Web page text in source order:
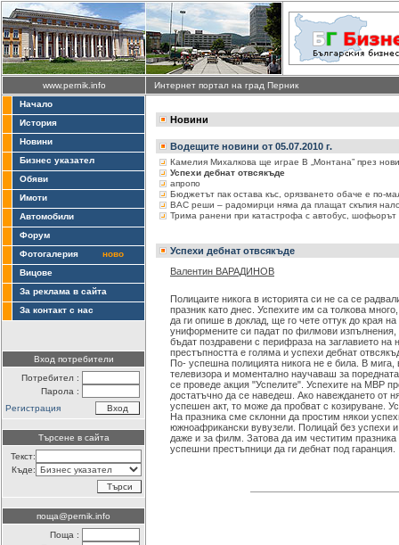
www.pernik.info
Интернет портал на град Перник
Начало
История
Новини
Бизнес указател
Обяви
Имоти
Автомобили
Форум
Фотогалерия
ново
Вицове
За реклама в сайта
За контакт с нас
Вход потребители
Потребител :
Парола :
Регистрация
Търсене в сайта
Текст:
Къде:
поща@pernik.info
Поща :
Новини
Водещите новини от 05.07.2010 г.
Камелия Михалкова ще играе В „Монтана” през
Успехи дебнат отвсякъде
апропо
Бюджетът пак остава къс, орязването обаче е по-
ВАС реши – радомирци няма да плащат скъпия
Трима ранени при катастрофа с автобус, шофьорът
Успехи дебнат отвсякъде
Валентин ВАРАДИНОВ
Полицаите никога в историята си не са се
празник като днес. Успехите им са толкова
да ги опише в доклад, ще го чете оттук до края
униформените си падат по филмови
бъдат поздравени с перифраза на заглавието
престъпността е голяма и успехи дебнат
По- успешна полицията никога не е била. В
телевизора и моментално научаваш за
се проведе акция "Успелите". Успехите на МВР
достатъчно да се наведеш. Ако навеждането от
успешен акт, то може да пробват с козируване.
На празника сме склонни да простим някои
южноафрикански вувузели. Полицай без успехи
даже и за филм. Затова да им честитим
успешни престъпници да ги дебнат под гаранция.